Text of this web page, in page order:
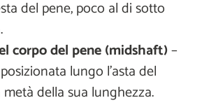
del pene, poco al di sotto
corpo del pene (midshaft)–
lungo l’asta del
metà della sua lunghezza.